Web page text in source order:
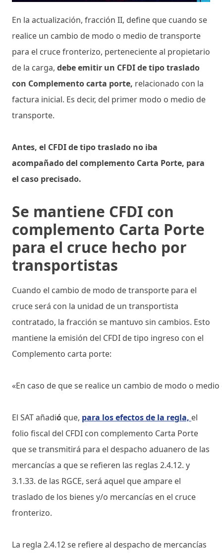
En la actualización, fracción II, define que cuando se
realice un cambio de modo o medio de transporte
para el cruce fronterizo, perteneciente al propietario
de la carga, debe emitir un CFDI de tipo traslado
con Complemento carta porte, relacionado con la
factura inicial. Es decir, del primer modo o medio de
transporte.
Antes, el CFDI de tipo traslado no iba
acompañado del complemento Carta Porte, para
el caso precisado.
Se mantiene CFDI con
complemento Carta Porte
para el cruce hecho por
transportistas
Cuando el cambio de modo de transporte para el
cruce será con la unidad de un transportista
contratado, la fracción se mantuvo sin cambios. Esto
mantiene la emisión del CFDI de tipo ingreso con el
Complemento carta porte:
«En caso de que se realice un cambio de modo o
El SAT añadió que, para los efectos de la regla, el
folio fiscal del CFDI con complemento Carta Porte
que se transmitirá para el despacho aduanero de las
mercancías a que se refieren las reglas 2.4.12. y
3.1.33. de las RGCE, será aquel que ampare el
traslado de los bienes y/o mercancías en el cruce
fronterizo.
La regla 2.4.12 se refiere al despacho de mercancías